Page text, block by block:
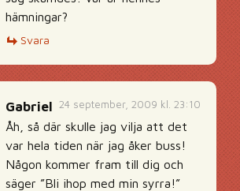
hämningar?
Svara
24 september, 2009 kl. 23:10
Gabriel
Åh, så där skulle jag vilja att det
var hela tiden när jag åker buss!
Någon kommer fram till dig och
säger ”Bli ihop med min syrra!”